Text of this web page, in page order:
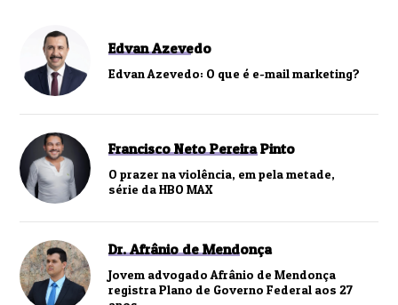
Edvan Azevedo
Edvan Azevedo: O que é e-mail marketing?
Francisco Neto Pereira Pinto
O prazer na violência, em pela metade,
série da HBO MAX
Dr. Afrânio de Mendonça
Jovem advogado Afrânio de Mendonça
registra Plano de Governo Federal aos 27